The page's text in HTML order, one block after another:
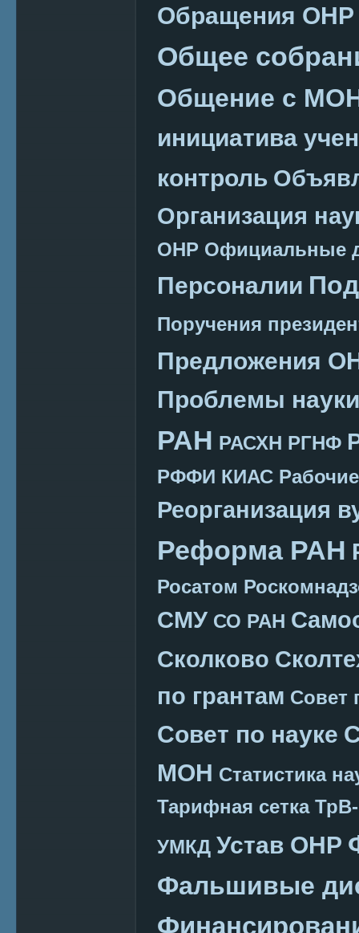
Обращения ОНР
Общее
Общение с
инициатива
контроль
Организация
ОНР Официальные
Персоналии
Поручения
Предложения
Проблемы науки
РАН РАСХН РГНФ
РФФИ КИАС
Реорганизация
Реформа РАН
Росатом
СМУ СО РАН
Сколково
по грантам Совет
Совет по науке
МОН Статистика
Тарифная сетка
УМКД Устав ОНР
Фальшивые